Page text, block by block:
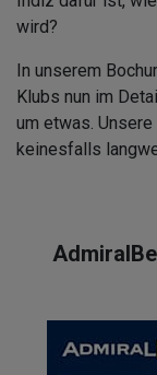
wird?
In unserem
Klubs nun im
um etwas.
keinesfalls